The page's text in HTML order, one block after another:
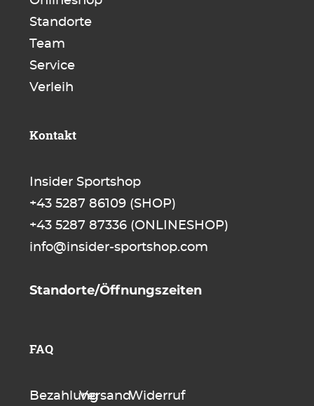
Standorte
Team
Service
Verleih
Kontakt
Insider Sportshop
+43 5287 86109 (SHOP)
+43 5287 87336 (ONLINESHOP)
info@insider-sportshop.com
Standorte/Öffnungszeiten
FAQ
BezahlungVersandWiderruf